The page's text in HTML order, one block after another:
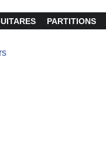
PARTITIONS